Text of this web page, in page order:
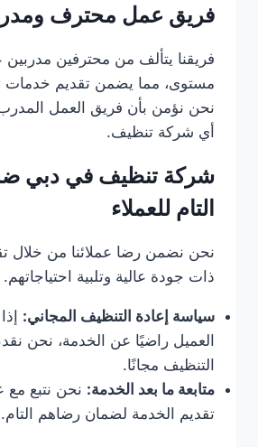
فريق عمل محترف
فريقنا يتألف من محترفين
مستوى، مما يضمن تقديم خدمات
نحن نؤمن بأن فريق العمل
أي شركة تنظيف.
شركة تنظيف في دبي
التام للعملاء
نحن نضمن رضا عملائنا من خلال
ذات جودة عالية وتلبية احتياجاتهم.
سياسة إعادة التنظيف المجاني:
العميل راضيًا عن الخدمة، نحن
التنظيف مجانًا.
متابعة ما بعد الخدمة: نحن نتبع مع
تقديم الخدمة لضمان رضاهم التام.